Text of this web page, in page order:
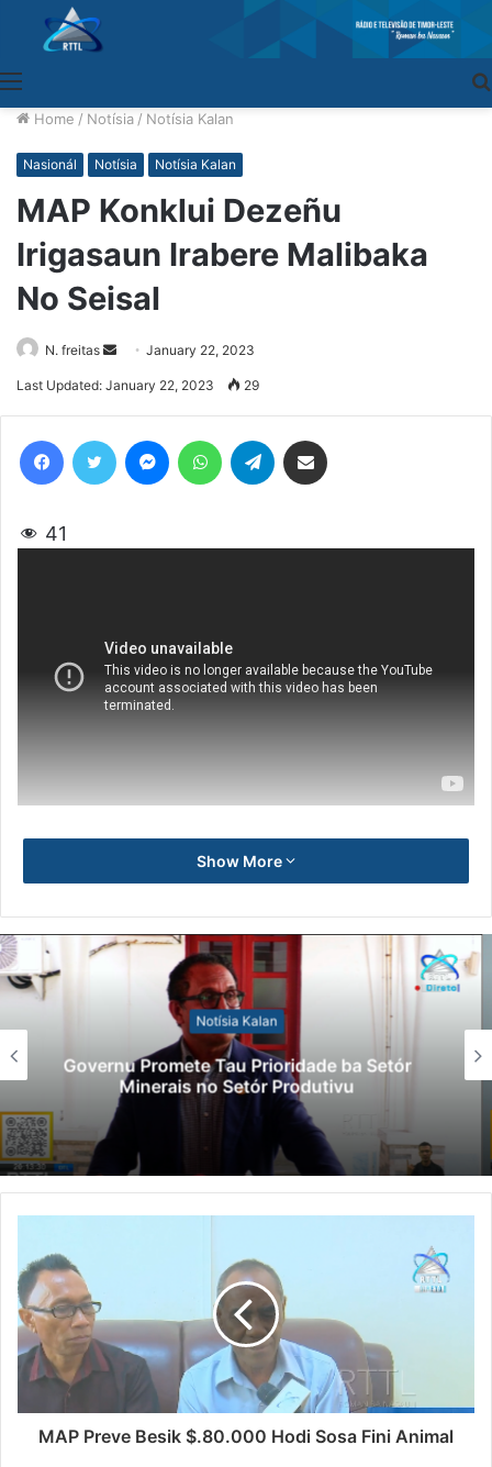
Home / Notísia / Notísia Kalan
Nasionál Notísia Notísia Kalan
MAP Konklui Dezeñu
Irigasaun Irabere Malibaka
No Seisal
N. freitas
SendJanuary 22, 2023
Last Updated: January 22, 2023 29
41
Show More
Notísia Kalan
Lei Siberseguransa Ajuda Autoridade
Polisiál Kaptura Autór Kriminozu ho
Paradeiru Iha Estranjeiru
MAP Preve Besik $.80.000 Hodi Sosa Fini Animal